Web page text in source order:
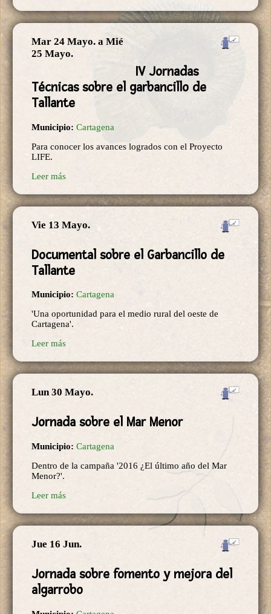
Mar 24 Mayo. a Mié
25 Mayo.
IV Jornadas
Técnicas sobre el garbancillo de
Tallante
Municipio: Cartagena
Para conocer los avances logrados con el Proyecto
LIFE.
Leer más
Vie 13 Mayo.
Documental sobre el Garbancillo de
Tallante
Municipio: Cartagena
'Una oportunidad para el medio rural del oeste de
Cartagena'.
Leer más
Lun 30 Mayo.
Jornada sobre el Mar Menor
Municipio: Cartagena
Dentro de la campaña '2016 ¿El último año del Mar
Menor?'.
Leer más
Jue 16 Jun.
Jornada sobre fomento y mejora del
algarrobo